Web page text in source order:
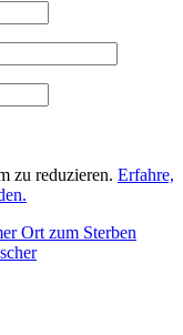
zu reduzieren. Erfahre,
Ort zum Sterben